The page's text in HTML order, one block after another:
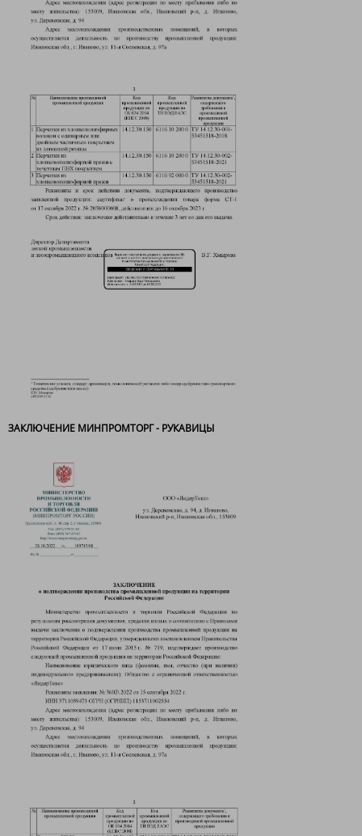
ЗАКЛЮЧЕНИЕ МИНПРОМТОРГ - РУКАВИЦЫ